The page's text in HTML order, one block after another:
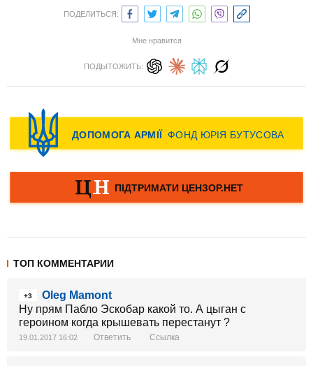
ПОДЕЛИТЬСЯ:
Мне нравится
ПОДЫТОЖИТЬ:
ТОП КОММЕНТАРИИ
+3
Oleg Mamont
Ну прям Пабло Эскобар какой то. А цыган с
героином когда крышевать перестанут ?
19.01.2017 16:02 Ответить Ссылка